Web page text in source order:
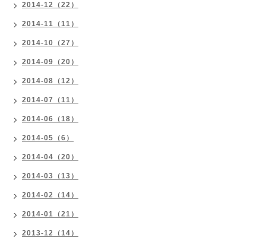
2014-12（22）
2014-11（11）
2014-10（27）
2014-09（20）
2014-08（12）
2014-07（11）
2014-06（18）
2014-05（6）
2014-04（20）
2014-03（13）
2014-02（14）
2014-01（21）
2013-12（14）